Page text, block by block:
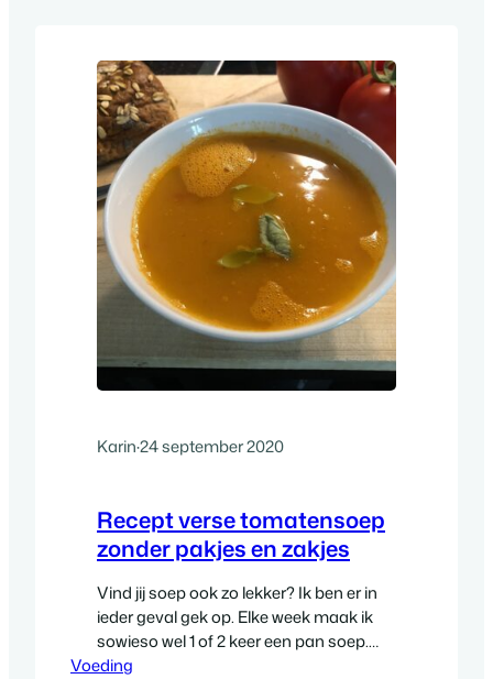
Karin·24 september 2020
Recept verse tomatensoep
zonder pakjes en zakjes
Vind jij soep ook zo lekker? Ik ben er in
ieder geval gek op. Elke week maak ik
sowieso wel 1 of 2 keer een pan soep.
Het is een makkelijke manier om
Voeding